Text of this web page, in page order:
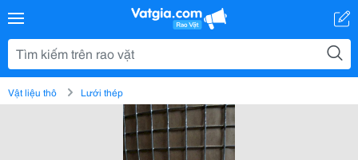
Vật liệu thô Lưới thép